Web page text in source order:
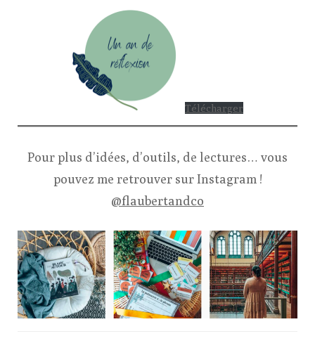
Télécharger
Pour plus d’idées, d’outils, de lectures… vous
pouvez me retrouver sur Instagram !
@flaubertandco